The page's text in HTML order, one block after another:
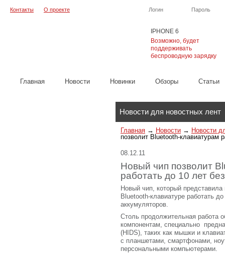
IPHONE 6
Возможно, будет
поддерживать
беспроводную зарядку
Логин Пароль
Контакты О проекте
Главная Новости Новинки Обзоры Cтатьи
Новости для новостных лент
Главная → Новости → Новости
позволит Bluetooth-клавиатурам
08.12.11
Новый чип позволит
работать до 10 лет
Новый чип, который
Bluetooth-клавиатуре работать
аккумуляторов.
Столь продолжительная работа
компонентам, специально
(HIDS), таких как мышки и
с планшетами, смартфонами,
персональными компьютерами.